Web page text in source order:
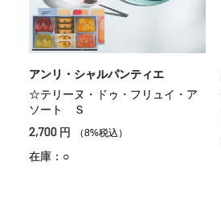
アンリ・シャルパンティエ
☆テリーヌ・ドゥ・フリュイ・ア
ソート Ｓ
2,700 円 （8%税込）
在庫：○